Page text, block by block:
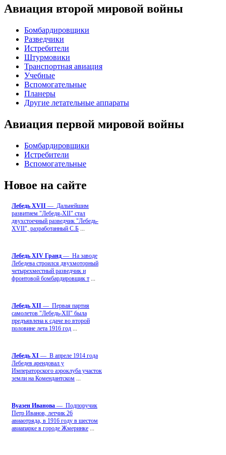
Авиация второй мировой войны
Бомбардировщики
Разведчики
Истребители
Штурмовики
Транспортная авиация
Учебные
Вспомогательные
Планеры
Другие летательные аппараты
Авиация первой мировой войны
Бомбардировщики
Истребители
Вспомогательные
Новое на сайте
Лебедь ХVII — Дальнейшим
развитием "Лебедя-ХII" стал
двухстоечный разведчик "Лебедь-
XVII", разработанный С.Б
Лебедь ХIV Гранд — На заводе
Лебедева строился двухмоторный
четырехместный разведчик и
фронтовой бомбардировщик т
Лебедь ХII — Первая партия
самолетов "Лебедь-ХII" была
предъявлена к сдаче во второй
половине лета 1916 год
Лебедь ХI — В апреле 1914 года
Лебедев арендовал у
Императорского аэроклуба участок
земли на Комендантском
Вуазен Иванова — Подпоручик
Петр Иванов, летчик 26
авиаотряда, в 1916 году в шестом
авиапарке в городе Жмеринке